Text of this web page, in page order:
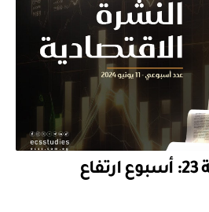
النشرة الاقتصادية 23: أسبوع ارتفاع